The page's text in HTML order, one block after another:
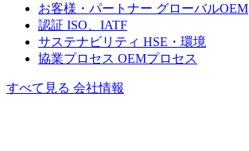
お客様・パートナー グローバルOEM
認証 ISO、IATF
サステナビリティ HSE・環境
協業プロセス OEMプロセス
すべて見る 会社情報